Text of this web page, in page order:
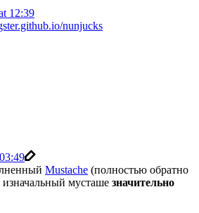
12:39
nunjucks
Mustache (полностью обратно
мусташе значительно